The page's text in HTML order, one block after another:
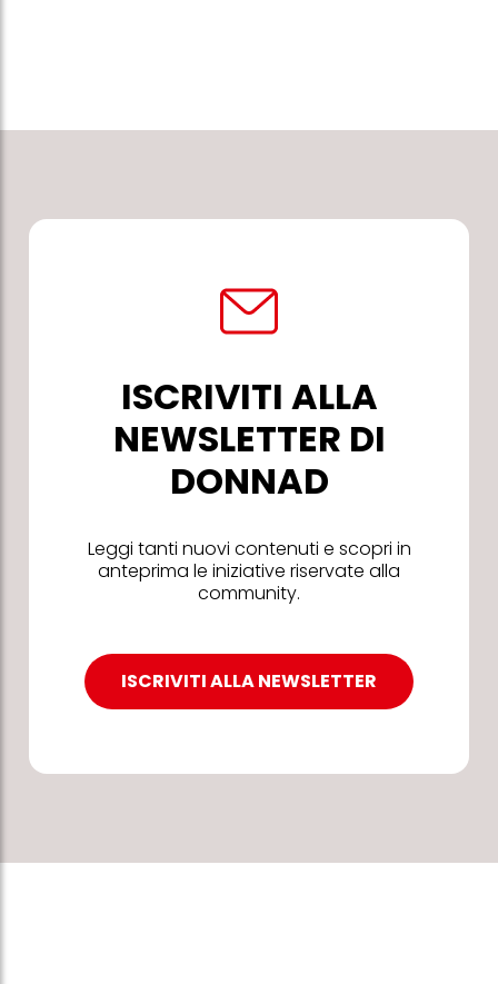
ISCRIVITI ALLA
NEWSLETTER DI
DONNAD
Leggi tanti nuovi contenuti e scopri in
anteprima le iniziative riservate alla
community.
ISCRIVITI ALLA NEWSLETTER